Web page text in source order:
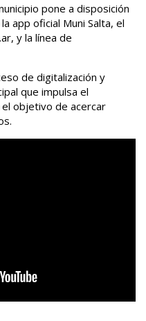
pone a disposición
app oficial Muni Salta, el
y la línea de
de digitalización y
que impulsa el
objetivo de acercar